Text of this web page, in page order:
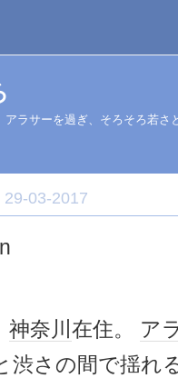
アラサーを過ぎ、そろそろ若
29-03-2017
神奈川 在住。 ア
渋さの間で揺れ